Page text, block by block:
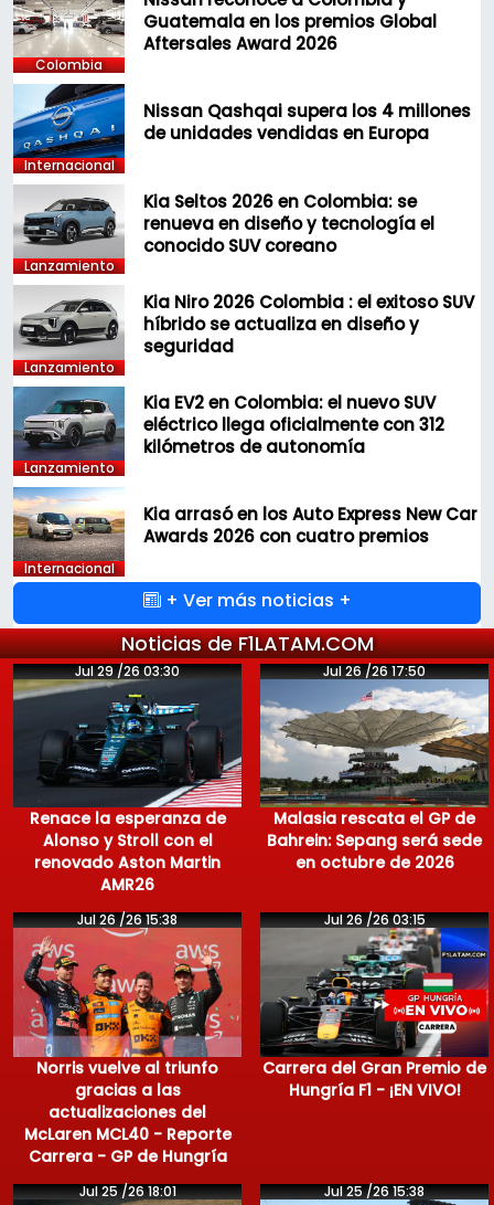
Colombia
Guatemala en los premios Global
Aftersales Award 2026
Internacional
Nissan Qashqai supera los 4 millones
de unidades vendidas en Europa
Lanzamiento
Kia Seltos 2026 en Colombia: se
renueva en diseño y tecnología el
conocido SUV coreano
Lanzamiento
Kia Niro 2026 Colombia : el exitoso SUV
híbrido se actualiza en diseño y
seguridad
Lanzamiento
Kia EV2 en Colombia: el nuevo SUV
eléctrico llega oficialmente con 312
kilómetros de autonomía
Internacional
Kia arrasó en los Auto Express New Car
Awards 2026 con cuatro premios
+ Ver más noticias +
Noticias de F1LATAM.COM
Jul 29 /26 03:30
Renace la esperanza de
Alonso y Stroll con el
renovado Aston Martin
AMR26
Jul 26 /26 17:50
Malasia rescata el GP de
Bahrein: Sepang será sede
en octubre de 2026
Jul 26 /26 15:38
Norris vuelve al triunfo
gracias a las
actualizaciones del
McLaren MCL40 - Reporte
Carrera - GP de Hungría
Jul 26 /26 03:15
Carrera del Gran Premio de
Hungría F1 - ¡EN VIVO!
Jul 25 /26 18:01 Jul 25 /26 15:38